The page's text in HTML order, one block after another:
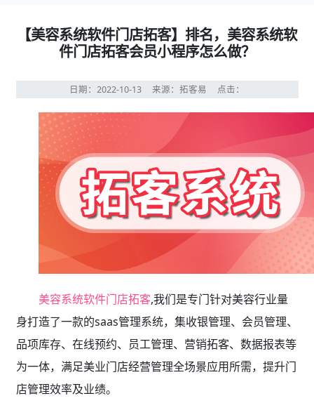
【美容系统软件门店拓客】排名，美容系统软
件门店拓客会员小程序怎么做？
日期：2022-10-13 来源：拓客易 点击：
美容系统软件门店拓客,我们是专门针对美容行业量
身打造了一款的saas管理系统，集收银管理、会员管理、
品项库存、在线预约、员工管理、营销拓客、数据报表等
为一体，满足美业门店经营管理全场景应用所需，提升门
店管理效率及业绩。